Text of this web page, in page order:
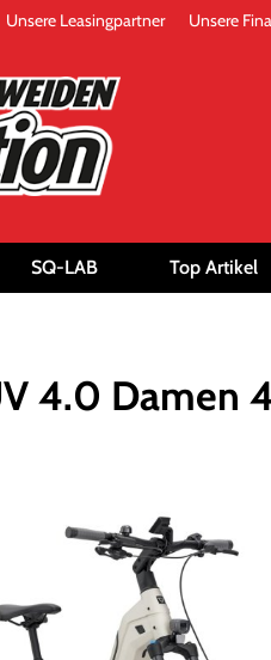
Unsere Leasingpartner Unsere
SQ-LAB Top Artikel
4.0 Damen